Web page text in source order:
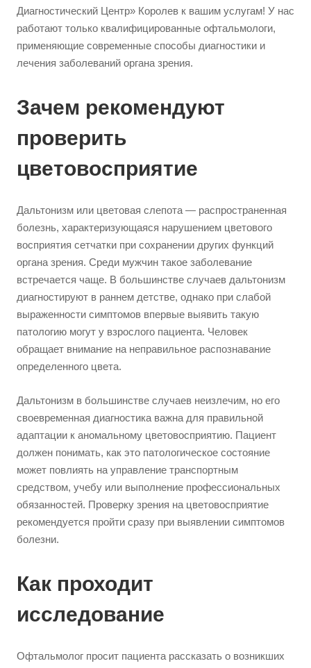
Диагностический Центр» Королев к вашим услугам! У нас
работают только квалифицированные офтальмологи,
применяющие современные способы диагностики и
лечения заболеваний органа зрения.
Зачем рекомендуют
проверить
цветовосприятие
Дальтонизм или цветовая слепота — распространенная
болезнь, характеризующаяся нарушением цветового
восприятия сетчатки при сохранении других функций
органа зрения. Среди мужчин такое заболевание
встречается чаще. В большинстве случаев дальтонизм
диагностируют в раннем детстве, однако при слабой
выраженности симптомов впервые выявить такую
патологию могут у взрослого пациента. Человек
обращает внимание на неправильное распознавание
определенного цвета.
Дальтонизм в большинстве случаев неизлечим, но его
своевременная диагностика важна для правильной
адаптации к аномальному цветовосприятию. Пациент
должен понимать, как это патологическое состояние
может повлиять на управление транспортным
средством, учебу или выполнение профессиональных
обязанностей. Проверку зрения на цветовосприятие
рекомендуется пройти сразу при выявлении симптомов
болезни.
Как проходит
исследование
Офтальмолог просит пациента рассказать о возникших